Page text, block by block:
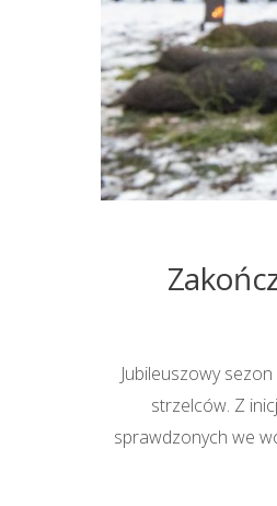
Jubileuszowy
strzelców. Z
sprawdzonych we